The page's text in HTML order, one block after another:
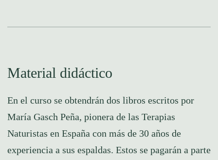
Material didáctico
En el curso se obtendrán dos libros escritos por
María Gasch Peña, pionera de las Terapias
Naturistas en España con más de 30 años de
experiencia a sus espaldas. Estos se pagarán a parte